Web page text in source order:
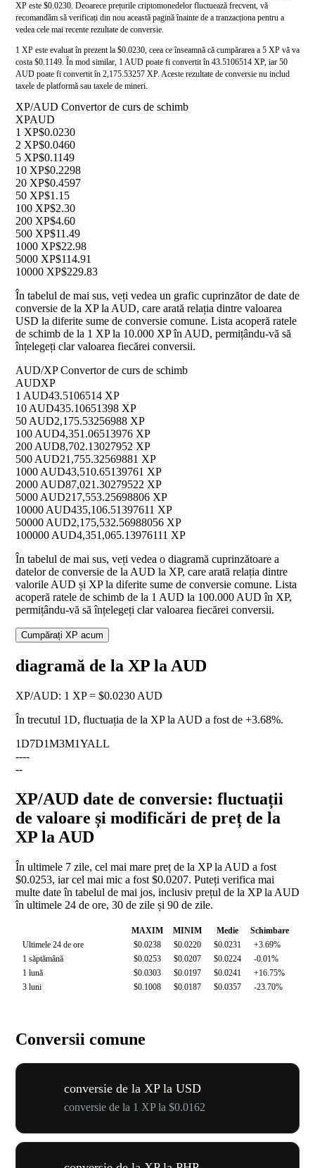
XP este $0.0230. Deoarece prețurile criptomonedelor fluctuează frecvent, vă
recomandăm să verificați din nou această pagină înainte de a tranzacționa pentru a
vedea cele mai recente rezultate de conversie.
1 XP este evaluat în prezent la $0.0230, ceea ce înseamnă că cumpărarea a 5 XP vă va
costa $0.1149. În mod similar, 1 AUD poate fi convertit în 43.5106514 XP, iar 50
AUD poate fi convertit în 2,175.53257 XP. Aceste rezultate de conversie nu includ
taxele de platformă sau taxele de mineri.
XP/AUD Convertor de curs de schimb
XPAUD
1 XP$0.0230
2 XP$0.0460
5 XP$0.1149
10 XP$0.2298
20 XP$0.4597
50 XP$1.15
100 XP$2.30
200 XP$4.60
500 XP$11.49
1000 XP$22.98
5000 XP$114.91
10000 XP$229.83
În tabelul de mai sus, veți vedea un grafic cuprinzător de date de
conversie de la XP la AUD, care arată relația dintre valoarea
USD la diferite sume de conversie comune. Lista acoperă ratele
de schimb de la 1 XP la 10.000 XP în AUD, permițându-vă să
înțelegeți clar valoarea fiecărei conversii.
AUD/XP Convertor de curs de schimb
AUDXP
1 AUD43.5106514 XP
10 AUD435.10651398 XP
50 AUD2,175.53256988 XP
100 AUD4,351.06513976 XP
200 AUD8,702.13027952 XP
500 AUD21,755.32569881 XP
1000 AUD43,510.65139761 XP
2000 AUD87,021.30279522 XP
5000 AUD217,553.25698806 XP
10000 AUD435,106.51397611 XP
50000 AUD2,175,532.56988056 XP
100000 AUD4,351,065.13976111 XP
În tabelul de mai sus, veți vedea o diagramă cuprinzătoare a
datelor de conversie de la AUD la XP, care arată relația dintre
valorile AUD și XP la diferite sume de conversie comune. Lista
acoperă ratele de schimb de la 1 AUD la 100.000 AUD în XP,
permițându-vă să înțelegeți clar valoarea fiecărei conversii.
Cumpărați XP acum
diagramă de la XP la AUD
XP/AUD: 1 XP = $0.0230 AUD
În trecutul 1D, fluctuația de la XP la AUD a fost de +3.68%.
1D7D1M3M1YALL
----
--
XP/AUD date de conversie: fluctuații
de valoare și modificări de preț de la
XP la AUD
În ultimele 7 zile, cel mai mare preț de la XP la AUD a fost
$0.0253, iar cel mai mic a fost $0.0207. Puteți verifica mai
multe date în tabelul de mai jos, inclusiv prețul de la XP la AUD
în ultimele 24 de ore, 30 de zile și 90 de zile.
MAXIM MINIM Medie
Schimbare
Ultimele 24 de ore
$0.0238 $0.0220 $0.0231
+3.69%
1 săptămână
$0.0253 $0.0207 $0.0224
-0.01%
1 lună
$0.0303 $0.0197 $0.0241
+16.75%
3 luni
$0.1008 $0.0187 $0.0357 -23.70%
Conversii comune
conversie de la XP la USD
conversie de la 1 XP la $0.0162